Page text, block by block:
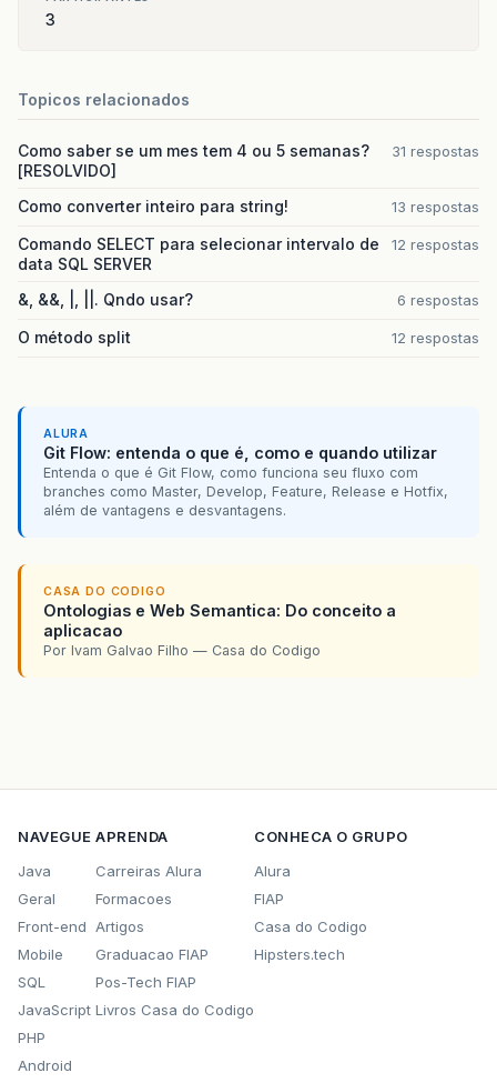
3
Topicos relacionados
Como saber se um mes tem 4 ou 5 semanas?
[RESOLVIDO]
31 respostas
Como converter inteiro para string! 13 respostas
Comando SELECT para selecionar intervalo de
data SQL SERVER
12 respostas
&, &&, |, ||. Qndo usar? 6 respostas
O método split 12 respostas
ALURA
Git Flow: entenda o que é, como e quando utilizar
Entenda o que é Git Flow, como funciona seu fluxo com
branches como Master, Develop, Feature, Release e Hotfix,
além de vantagens e desvantagens.
CASA DO CODIGO
Ontologias e Web Semantica: Do conceito a
aplicacao
Por Ivam Galvao Filho — Casa do Codigo
NAVEGUE
Java
Geral
Front-end
Mobile
SQL
JavaScript
PHP
Android
APRENDA
Carreiras Alura
Formacoes
Artigos
Graduacao FIAP
Pos-Tech FIAP
Livros Casa do Codigo
CONHECA O GRUPO
Alura
FIAP
Casa do Codigo
Hipsters.tech